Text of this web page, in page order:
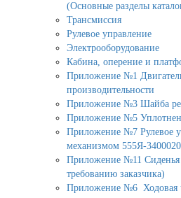
(Основные разделы
Трансмиссия
Рулевое управление
Электрооборудование
Кабина, оперение и
Приложение №1
производительности
Приложение №3 Шайба
Приложение №5
Приложение №7 Рулевое
механизмом 555Я-
Приложение №11 Сиденья
требованию заказчика)
Приложение №6 Ходовая